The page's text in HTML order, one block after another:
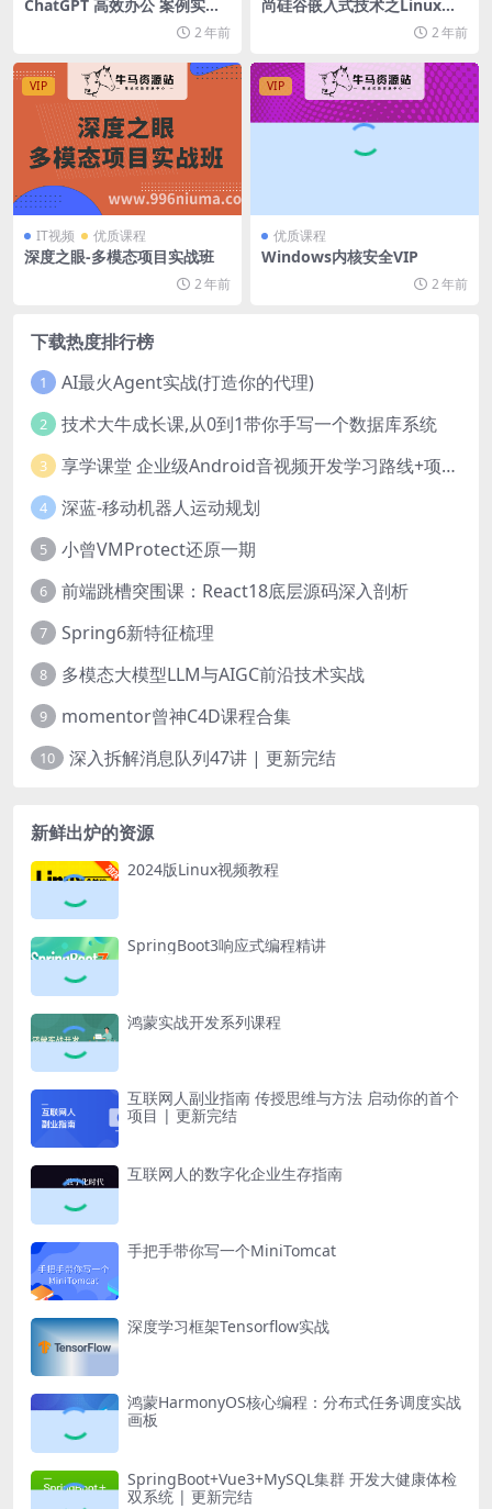
ChatGPT 高效办公 案例实战
2 年前
尚硅谷嵌入式技术之Linux应
2 年前
VIP
IT视频 优质课程
深度之眼-多模态项目实战班
2 年前
VIP
优质课程
Windows内核安全VIP
2 年前
下载热度排行榜
1 AI最火Agent实战(打造你的代理)
2 技术大牛成长课,从0到1带你手写一个数据库系统
3 享学课堂 企业级Android音视频开发学习路线+项目实战（附源码）
4 深蓝-移动机器人运动规划
5 小曾VMProtect还原一期
6 前端跳槽突围课：React18底层源码深入剖析
7 Spring6新特征梳理
8 多模态大模型LLM与AIGC前沿技术实战
9 momentor曾神C4D课程合集
10 深入拆解消息队列47讲 | 更新完结
新鲜出炉的资源
2024版Linux视频教程
SpringBoot3响应式编程精讲
鸿蒙实战开发系列课程
互联网人副业指南 传授思维与方法 启动你的首个
项目 | 更新完结
互联网人的数字化企业生存指南
手把手带你写一个MiniTomcat
深度学习框架Tensorflow实战
鸿蒙HarmonyOS核心编程：分布式任务调度实战
画板
SpringBoot+Vue3+MySQL集群 开发大健康体检
双系统 | 更新完结